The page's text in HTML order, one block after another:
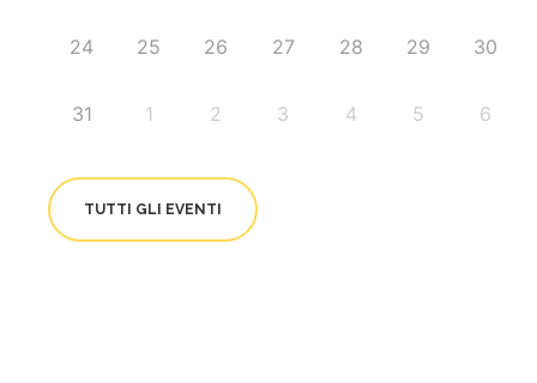
24 25 26 27 28 29 30
31 1 2 3 4 5 6
TUTTI GLI EVENTI